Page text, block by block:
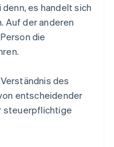
es handelt sich
Auf der anderen
die
des
entscheidender
steuerpflichtige